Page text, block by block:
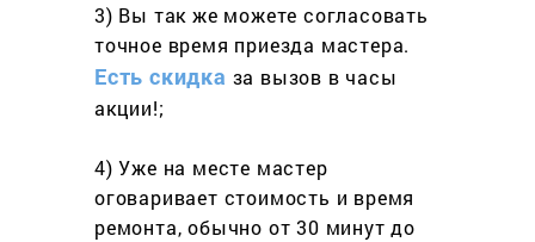
3) Вы так же можете согласовать
точное время приезда мастера.
Есть скидка за вызов в часы
акции!;
4) Уже на месте мастер
оговаривает стоимость и время
ремонта, обычно от 30 минут до